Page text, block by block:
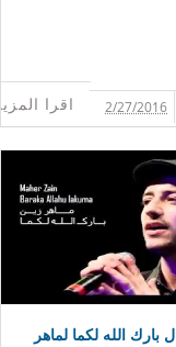
اقرا المزيد 2/27/2016
بارك الله لكما لماهر